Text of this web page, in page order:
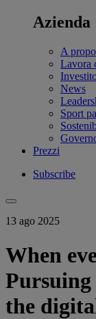
Azienda
A
Lavora
News
Sport
Prezzi
Subscribe
13 ago 2025
When
the